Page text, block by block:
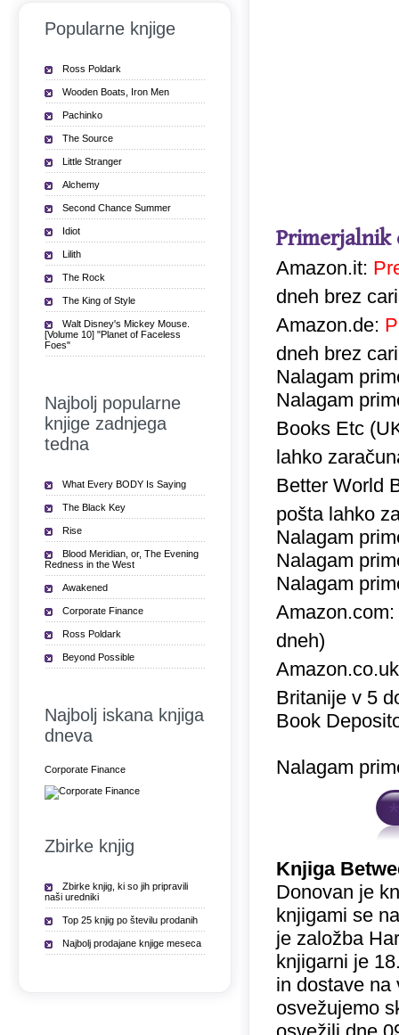
Primerjalnik
Amazon.it:
dneh brez
Amazon.de:
dneh brez
Nalagam
Nalagam
Books Etc
lahko
Better World
pošta lahko
Nalagam
Nalagam
Nalagam
Amazon.com:
dneh)
Britanije v 5
Book
Nalagam
Knjiga
Donovan je
knjigami se
je založba
knjigarni je
in dostave na
osvežujemo
Popularne knjige
Ross Poldark
Wooden Boats, Iron Men
Pachinko
The Source
Little Stranger
Alchemy
Second Chance Summer
Idiot
Lilith
The Rock
The King of Style
Walt Disney's Mickey Mouse.
[Volume 10] "Planet of Faceless
Foes"
Najbolj popularne
knjige zadnjega
tedna
What Every BODY Is Saying
The Black Key
Rise
Blood Meridian, or, The Evening
Redness in the West
Awakened
Corporate Finance
Ross Poldark
Beyond Possible
Najbolj iskana knjiga
dneva
Corporate Finance
Zbirke knjig
Zbirke knjig, ki so jih pripravili
naši uredniki
Top 25 knjig po številu prodanih
Najbolj prodajane knjige meseca